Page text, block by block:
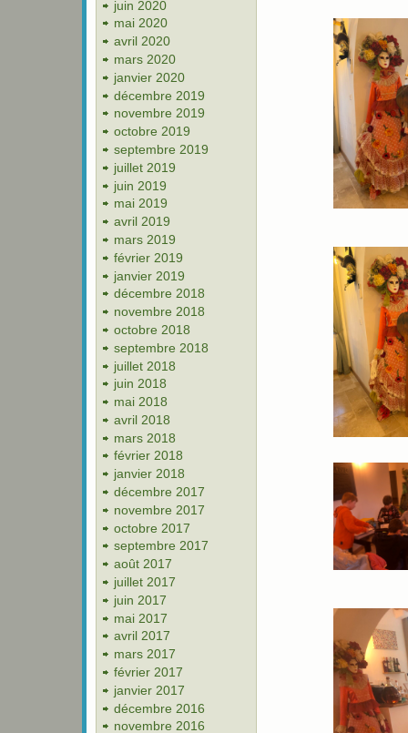
juin 2020
mai 2020
avril 2020
mars 2020
janvier 2020
décembre 2019
novembre 2019
octobre 2019
septembre 2019
juillet 2019
juin 2019
mai 2019
avril 2019
mars 2019
février 2019
janvier 2019
décembre 2018
novembre 2018
octobre 2018
septembre 2018
juillet 2018
juin 2018
mai 2018
avril 2018
mars 2018
février 2018
janvier 2018
décembre 2017
novembre 2017
octobre 2017
septembre 2017
août 2017
juillet 2017
juin 2017
mai 2017
avril 2017
mars 2017
février 2017
janvier 2017
décembre 2016
novembre 2016